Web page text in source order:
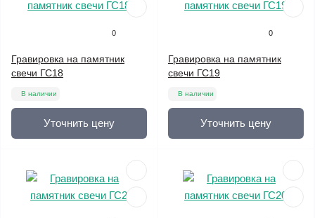
0
Гравировка на памятник
свечи ГС18
В наличии
Уточнить цену
0
Гравировка на памятник
свечи ГС19
В наличии
Уточнить цену